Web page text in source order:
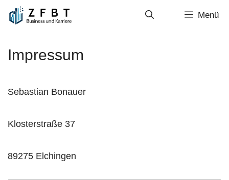
Zum
Inhalt
Menü
Impressum
Sebastian Bonauer
Klosterstraße 37
89275 Elchingen